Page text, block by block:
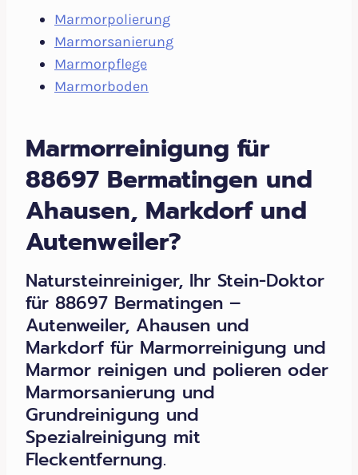
Marmorpolierung
Marmorsanierung
Marmorpflege
Marmorboden
Marmorreinigung für
88697 Bermatingen und
Ahausen, Markdorf und
Autenweiler?
Natursteinreiniger, Ihr Stein-Doktor
für 88697 Bermatingen –
Autenweiler, Ahausen und
Markdorf für Marmorreinigung und
Marmor reinigen und polieren oder
Marmorsanierung und
Grundreinigung und
Spezialreinigung mit
Fleckentfernung.